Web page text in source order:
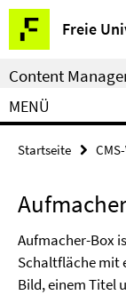
Freie
Service-
Navigation
Content
MENÜ
Startseite
Aufmacher-Box
Schaltfläche mit
Bild, einem Titel